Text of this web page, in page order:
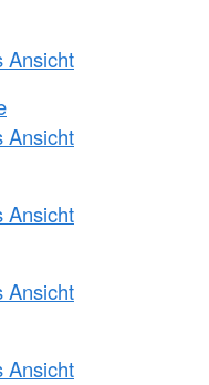
Ansicht
Ansicht
Ansicht
Ansicht
Ansicht